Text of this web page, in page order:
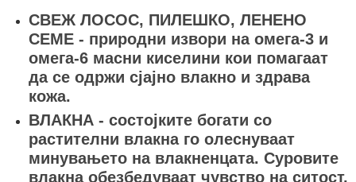
СВЕЖ ЛОСОС, ПИЛЕШКО, ЛЕНЕНО
СЕМЕ - природни извори на омега-3 и
омега-6 масни киселини кои помагаат
да се одржи сјајно влакно и здрава
кожа.
ВЛАКНА - состојките богати со
растителни влакна го олеснуваат
минувањето на влакненцата. Суровите
влакна обезбедуваат чувство на ситост,